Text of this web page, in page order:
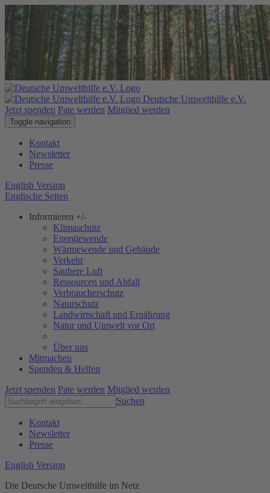
Deutsche Umwelthilfe e.V.
Jetzt spenden Pate werden Mitglied werden
Toggle navigation
Kontakt
Newsletter
Presse
English Version
Englische Seiten
Informieren +/-
Klimaschutz
Energiewende
Wärmewende und Gebäude
Verkehr
Saubere Luft
Ressourcen und Abfall
Verbraucherschutz
Naturschutz
Landwirtschaft und Ernährung
Natur und Umwelt vor Ort
Über uns
Mitmachen
Spenden & Helfen
Jetzt spenden Pate werden Mitglied werden
Suchen
Kontakt
Newsletter
Presse
English Version
Die Deutsche Umwelthilfe im Netz